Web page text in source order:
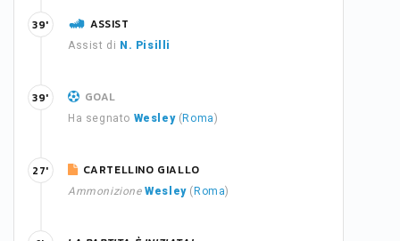
ASSIST
Assist di N. Pisilli
39'
GOAL
Ha segnato Wesley( Roma)
39'
CARTELLINO GIALLO
Ammonizione Wesley( Roma)
27'